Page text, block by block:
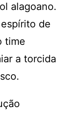
alagoano.
de
time
a torcida